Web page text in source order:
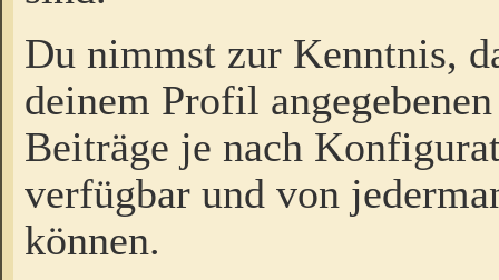
Du nimmst zur Kenntnis,
deinem Profil
Beiträge je nach
verfügbar und von
können.